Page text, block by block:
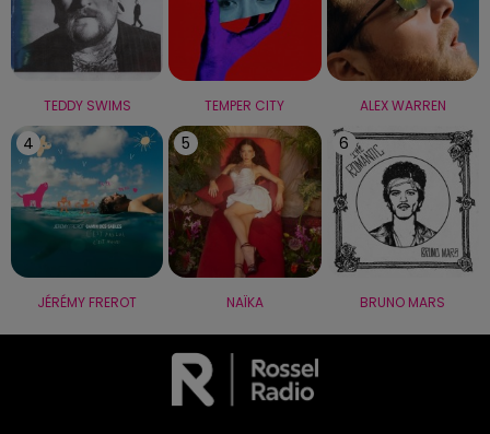
TEDDY SWIMS TEMPER CITY ALEX WARREN
4
JÉRÉMY FREROT
5
NAÏKA
6
BRUNO MARS